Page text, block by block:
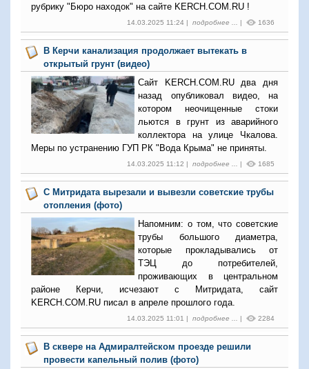
рубрику "Бюро находок" на сайте KERCH.COM.RU !
14.03.2025 11:24 | подробнее ... | 1636
В Керчи канализация продолжает вытекать в
открытый грунт (видео)
Сайт KERCH.COM.RU два дня
назад опубликовал видео, на
котором неочищенные стоки
льются в грунт из аварийного
коллектора на улице Чкалова.
Меры по устранению ГУП РК "Вода Крыма" не приняты.
14.03.2025 11:12 | подробнее ... | 1685
С Митридата вырезали и вывезли советские трубы
отопления (фото)
Напомним: о том, что советские
трубы большого диаметра,
которые прокладывались от
ТЭЦ до потребителей,
проживающих в центральном
районе Керчи, исчезают с Митридата, сайт
KERCH.COM.RU писал в апреле прошлого года.
14.03.2025 11:01 | подробнее ... | 2284
В сквере на Адмиралтейском проезде решили
провести капельный полив (фото)